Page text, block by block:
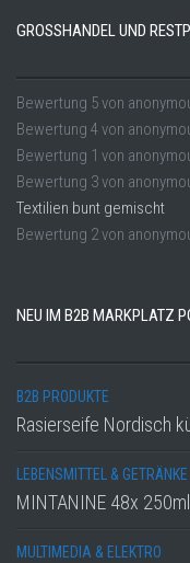
GROSSHANDEL UND
Bewertung 5von
Bewertung 4 von
Bewertung 1 von
Bewertung 3von
Textilien bunt gemischt
Bewertung 2von
NEU IM B2B MARKPLATZ
B2B PRODUKTE
Rasierseife Nordisch
LEBENSMITTEL & GETRÄNKE
MINTANINE 48x
MULTIMEDIA & ELEKTRO